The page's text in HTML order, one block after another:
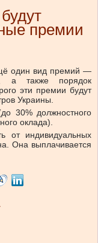
премии
один вид премий —
а также порядок
эти премии будут
Украины.
30% должностного
оклада).
от индивидуальных
Она выплачивается